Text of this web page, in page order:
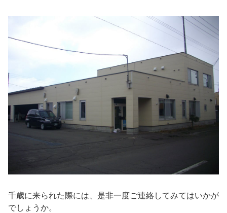
千歳に来られた際には、是非一度ご連絡してみてはいかが
でしょうか。